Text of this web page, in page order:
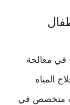
في معالجة
المياه
أنه متخصص في